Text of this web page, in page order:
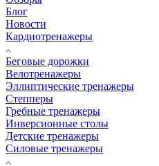
Блог
Новости
Кардиотренажеры
Беговые дорожки
Велотренажеры
Эллиптические тренажеры
Степперы
Гребные тренажеры
Инверсионные столы
Детские тренажеры
Силовые тренажеры